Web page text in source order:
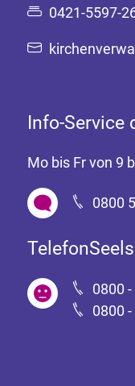
0421-5597-
Info-Service
Mo bis Fr von 9
0800
0800
0800